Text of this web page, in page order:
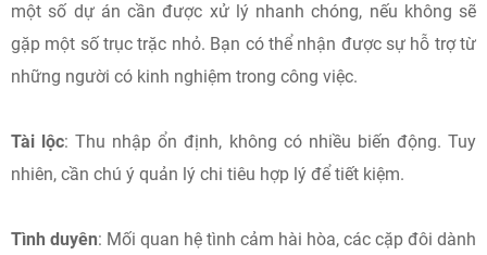
một số dự án cần được xử lý nhanh chóng, nếu không sẽ
gặp một số trục trặc nhỏ. Bạn có thể nhận được sự hỗ trợ từ
những người có kinh nghiệm trong công việc.
Tài lộc: Thu nhập ổn định, không có nhiều biến động. Tuy
nhiên, cần chú ý quản lý chi tiêu hợp lý để tiết kiệm.​
Tình duyên: Mối quan hệ tình cảm hài hòa, các cặp đôi dành